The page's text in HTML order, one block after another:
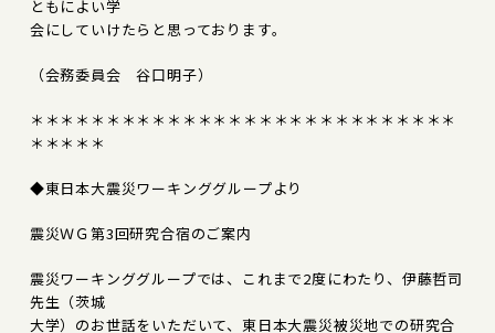
ともによい学
会にしていけたらと思っております。
（会務委員会 谷口明子）
＊＊＊＊＊＊＊＊＊＊＊＊＊＊＊＊＊＊＊＊＊＊＊＊＊＊＊＊
＊＊＊＊＊
◆東日本大震災ワーキンググループより
震災ＷＧ第3回研究合宿のご案内
震災ワーキンググループでは、これまで2度にわたり、伊藤哲司
先生（茨城
大学）のお世話をいただいて、東日本大震災被災地での研究合